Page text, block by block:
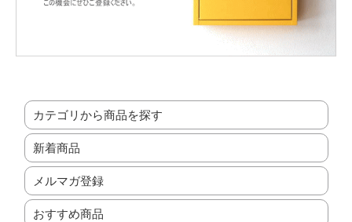
カテゴリから商品を探す
新着商品
メルマガ登録
おすすめ商品